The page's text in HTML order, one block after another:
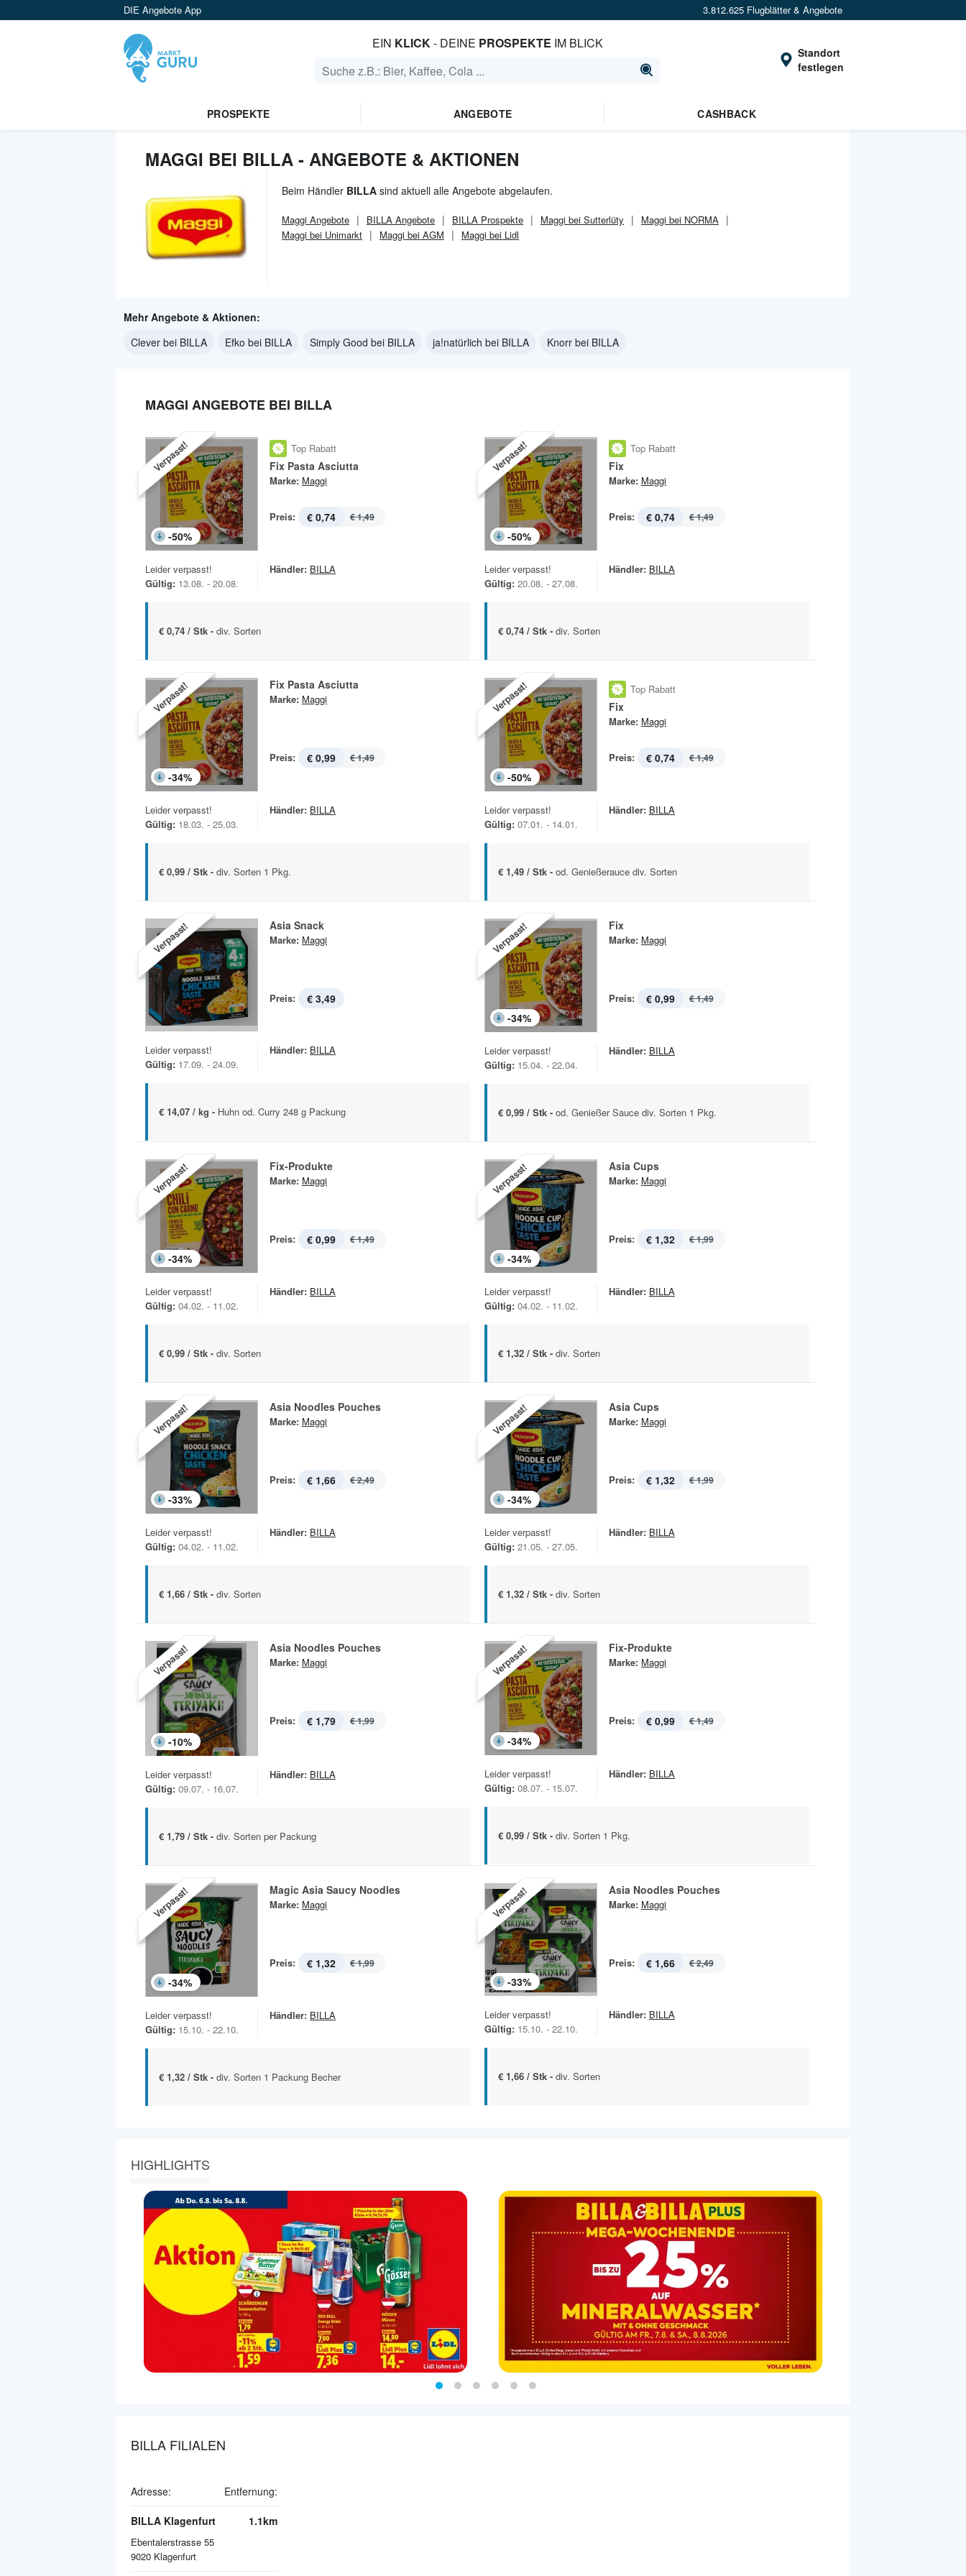
DIE Angebote App 3.812.625 Flugblätter & Angebote
EIN KLICK- DEINE PROSPEKTE IM BLICK
Standort
festlegen
PROSPEKTE ANGEBOTE CASHBACK
MAGGI BEI BILLA - ANGEBOTE & AKTIONEN
Beim Händler BILLA sind aktuell alle Angebote abgelaufen.
Maggi Angebote BILLA Angebote BILLA Prospekte Maggi bei Sutterlüty
Maggi bei NORMA
Maggi bei Unimarkt
Maggi bei AGM Maggi bei Lidl
Mehr Angebote & Aktionen:
Clever bei BILLA
Efko bei BILLA Simply Good bei BILLA ja!natürlich bei BILLA Knorr bei BILLA
MAGGI ANGEBOTE BEI BILLA
Verpasst!
-50%
Top Rabatt
Fix Pasta Asciutta
Marke: Maggi
Preis: € 0,74 € 1,49
Leider verpasst!
Gültig: 13.08. - 20.08.
Händler: BILLA
€ 0,74 / Stk - div. Sorten
Verpasst!
-50%
Top Rabatt
Fix
Marke: Maggi
Preis: € 0,74 € 1,49
Leider verpasst!
Gültig: 20.08. - 27.08.
Händler: BILLA
€ 0,74 / Stk - div. Sorten
Verpasst!
-34%
Fix Pasta Asciutta
Marke: Maggi
Preis: € 0,99 € 1,49
Leider verpasst!
Gültig: 18.03. - 25.03.
Händler: BILLA
€ 0,99 / Stk - div. Sorten 1 Pkg.
Verpasst!
-50%
Top Rabatt
Fix
Marke: Maggi
Preis: € 0,74 € 1,49
Leider verpasst!
Gültig: 07.01. - 14.01.
Händler: BILLA
€ 1,49 / Stk - od. Genießerauce div. Sorten
Verpasst! Asia Snack
Marke: Maggi
Preis: € 3,49
Leider verpasst!
Gültig: 17.09. - 24.09.
Händler: BILLA
€ 14,07 / kg - Huhn od. Curry 248 g Packung
Verpasst!
-34%
Fix
Marke: Maggi
Preis: € 0,99 € 1,49
Leider verpasst!
Gültig: 15.04. - 22.04.
Händler: BILLA
€ 0,99 / Stk - od. Genießer Sauce div. Sorten 1 Pkg.
Verpasst!
-34%
Fix-Produkte
Marke: Maggi
Preis: € 0,99 € 1,49
Leider verpasst!
Gültig: 04.02. - 11.02.
Händler: BILLA
€ 0,99 / Stk - div. Sorten
Verpasst!
-34%
Asia Cups
Marke: Maggi
Preis: € 1,32 € 1,99
Leider verpasst!
Gültig: 04.02. - 11.02.
Händler: BILLA
€ 1,32 / Stk - div. Sorten
Verpasst!
-33%
Asia Noodles Pouches
Marke: Maggi
Preis: € 1,66 € 2,49
Leider verpasst!
Gültig: 04.02. - 11.02.
Händler: BILLA
€ 1,66 / Stk - div. Sorten
Verpasst!
-34%
Asia Cups
Marke: Maggi
Preis: € 1,32 € 1,99
Leider verpasst!
Gültig: 21.05. - 27.05.
Händler: BILLA
€ 1,32 / Stk - div. Sorten
Verpasst!
-10%
Asia Noodles Pouches
Marke: Maggi
Preis: € 1,79 € 1,99
Leider verpasst!
Gültig: 09.07. - 16.07.
Händler: BILLA
€ 1,79 / Stk - div. Sorten per Packung
Verpasst!
-34%
Fix-Produkte
Marke: Maggi
Preis: € 0,99 € 1,49
Leider verpasst!
Gültig: 08.07. - 15.07.
Händler: BILLA
€ 0,99 / Stk - div. Sorten 1 Pkg.
Verpasst!
-34%
Magic Asia Saucy Noodles
Marke: Maggi
Preis: € 1,32 € 1,99
Leider verpasst!
Gültig: 15.10. - 22.10.
Händler: BILLA
€ 1,32 / Stk - div. Sorten 1 Packung Becher
Verpasst!
-33%
Asia Noodles Pouches
Marke: Maggi
Preis: € 1,66 € 2,49
Leider verpasst!
Gültig: 15.10. - 22.10.
Händler: BILLA
€ 1,66 / Stk - div. Sorten
HIGHLIGHTS
BILLA FILIALEN
Adresse: Entfernung:
BILLA Klagenfurt
Ebentalerstrasse 55
9020 Klagenfurt
1.1km